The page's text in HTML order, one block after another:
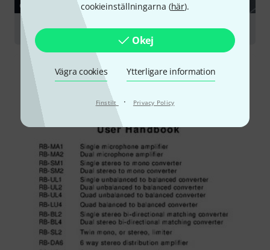
cookieinställningarna (här).
Okej
Vägra cookies Ytterligare information
Finstilt · Privacy Policy
GUIDE
Mixers